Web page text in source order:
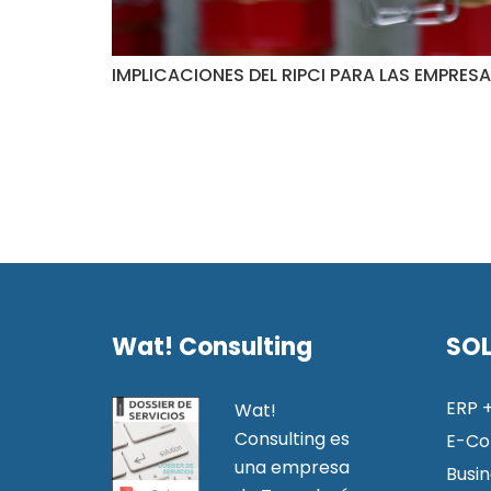
IMPLICACIONES DEL RIPCI PARA LAS
Wat! Consulting
Wat!
Consulting es
una empresa
ERP
E-